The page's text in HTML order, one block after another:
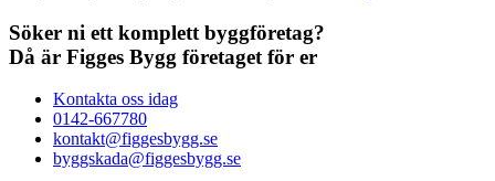
Söker ni ett komplett byggföretag?
Då är Figges Bygg företaget för er
Kontakta oss idag
0142-667780
kontakt@figgesbygg.se
byggskada@figgesbygg.se